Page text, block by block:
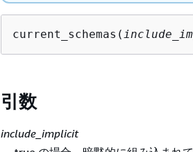
current_schemas(
引数
include_implicit